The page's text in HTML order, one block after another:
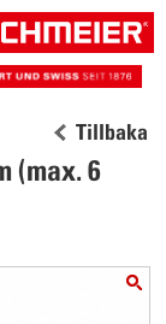
Tillbaka
(max. 6